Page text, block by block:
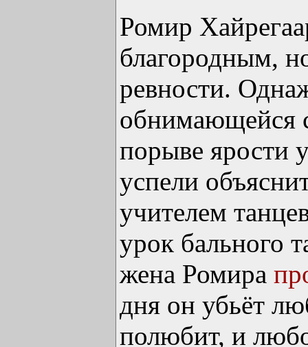
Ромир
благородным,
ревности.
обнимающейся
порыве ярости
успели
учителем
урок бального
жена Ромира
дня он убьёт
полюбит, и